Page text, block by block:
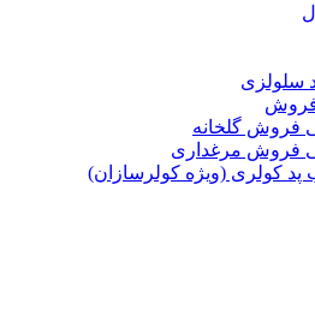
سلولزی
فروش گلخانه
فروش مرغداری
پد کولری (ویژه کولرسازان)